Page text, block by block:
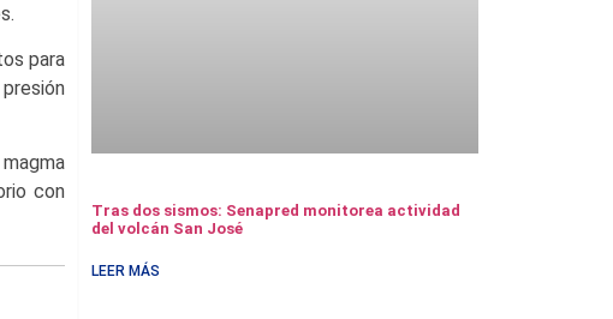
para
con
Tras dos sismos: Senapred monitorea actividad
del volcán San José
LEER MÁS